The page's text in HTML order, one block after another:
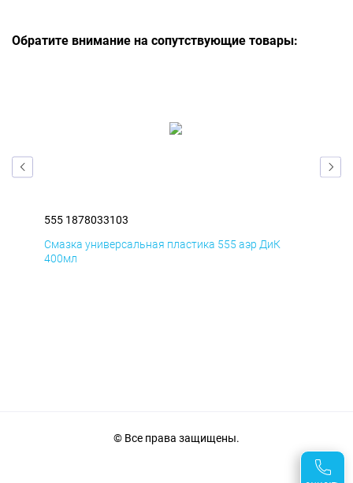
Обратите внимание на сопутствующие товары:
555 1878033103
Смазка универсальная пластика 555 аэр ДиК
400мл
© Все права защищены.